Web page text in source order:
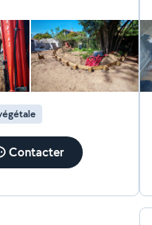
allées, bordures,
Contacter